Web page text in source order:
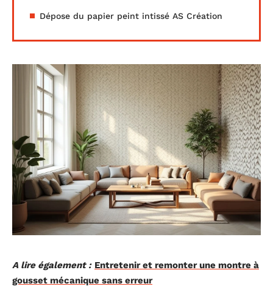
Dépose du papier peint intissé AS Création
A lire également : Entretenir et remonter une montre à
gousset mécanique sans erreur